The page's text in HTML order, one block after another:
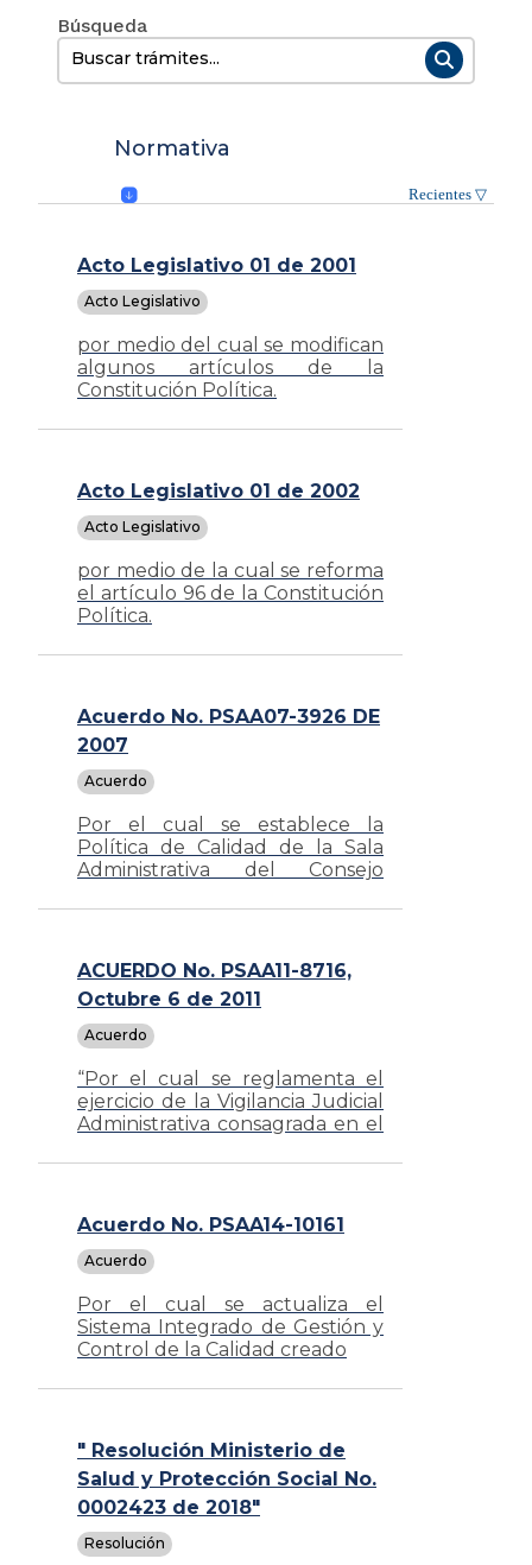
Buscar:
Normativa
Acto Legislativo 01 de 2001
Acto Legislativo
por medio del cual se modifican
algunos artículos de la
Constitución Política.
Acto Legislativo 01 de 2002
Acto Legislativo
por medio de la cual se reforma
el artículo 96 de la Constitución
Política.
Acuerdo No. PSAA07-3926 DE
2007
Acuerdo
Por el cual se establece la
Política de Calidad de la Sala
Administrativa del Consejo
dictan reglas para asegurar su
ACUERDO No. PSAA11-8716,
Octubre 6 de 2011
Acuerdo
“Por el cual se reglamenta el
ejercicio de la Vigilancia Judicial
Administrativa consagrada en el
Ley 270 de 1996"
Acuerdo No. PSAA14-10161
Acuerdo
Por el cual se actualiza el
Sistema Integrado de Gestión y
Control de la Calidad creado
y Control de la Calidad y el
Medio Ambiente – SIGCMA.
" Resolución Ministerio de
Salud y Protección Social No.
0002423 de 2018"
Resolución